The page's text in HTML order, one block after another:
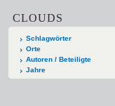
CLOUDS
Schlagwörter
Orte
Autoren / Beteiligte
Jahre